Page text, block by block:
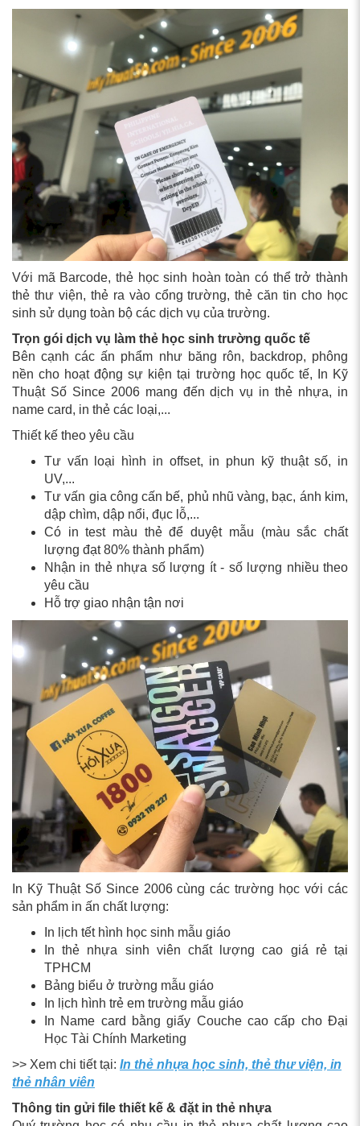
Với mã Barcode, thẻ học sinh hoàn toàn có thể trở thành
thẻ thư viện, thẻ ra vào cổng trường, thẻ căn tin cho học
sinh sử dụng toàn bộ các dịch vụ của trường.
Trọn gói dịch vụ làm thẻ học sinh trường quốc tế
Bên cạnh các ấn phẩm như băng rôn, backdrop, phông
nền cho hoạt động sự kiện tại trường học quốc tế, In Kỹ
Thuật Số Since 2006 mang đến dịch vụ in thẻ nhựa, in
name card, in thẻ các loại,...
Thiết kế theo yêu cầu
Tư vấn loại hình in offset, in phun kỹ thuật số, in
UV,...
Tư vấn gia công cấn bế, phủ nhũ vàng, bạc, ánh kim,
dập chìm, dập nổi, đục lỗ,...
Có in test màu thẻ để duyệt mẫu (màu sắc chất
lượng đạt 80% thành phẩm)
Nhận in thẻ nhựa số lượng ít - số lượng nhiều theo
yêu cầu
Hỗ trợ giao nhận tận nơi
In Kỹ Thuật Số Since 2006 cùng các trường học với các
sản phẩm in ấn chất lượng:
In lịch tết hình học sinh mẫu giáo
In thẻ nhựa sinh viên chất lượng cao giá rẻ tại
TPHCM
Bảng biểu ở trường mẫu giáo
In lịch hình trẻ em trường mẫu giáo
In Name card bằng giấy Couche cao cấp cho Đại
Học Tài Chính Marketing
>> Xem chi tiết tại: In thẻ nhựa học sinh, thẻ thư viện, in
thẻ nhân viên
Thông tin gửi file thiết kế & đặt in thẻ nhựa